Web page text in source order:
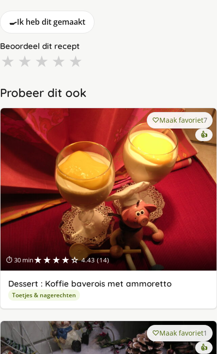
🍳Ik heb dit gemaakt
Beoordeel dit recept
★ ★ ★ ★ ★
Probeer dit ook
⏱ 30 min★★★★☆ 4.43 (14)
Maak favoriet7
👍
Dessert : Koffie baverois met ammoretto
Toetjes & nagerechten
Maak favoriet1
👍